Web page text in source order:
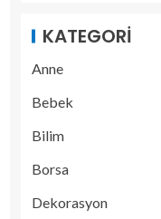
KATEGORI
Anne
Bebek
Bilim
Borsa
Dekorasyon